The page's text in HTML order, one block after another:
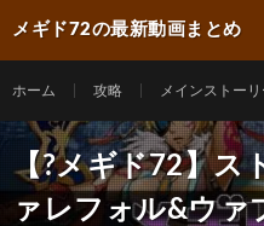
メギド72の最新動画まとめ
ホーム 攻略 メインストーリ
【?メギド72】ス
ァレフォル&ウァ